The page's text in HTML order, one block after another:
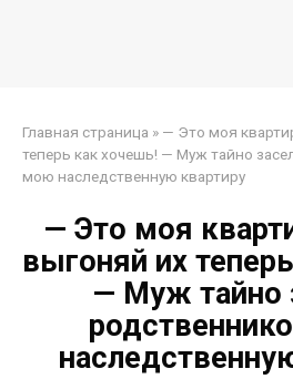
Главная страница » — Это моя
теперь как хочешь! — Муж тайно
мою наследственную квартиру
— Это моя
выгоняй их
— Муж тайно